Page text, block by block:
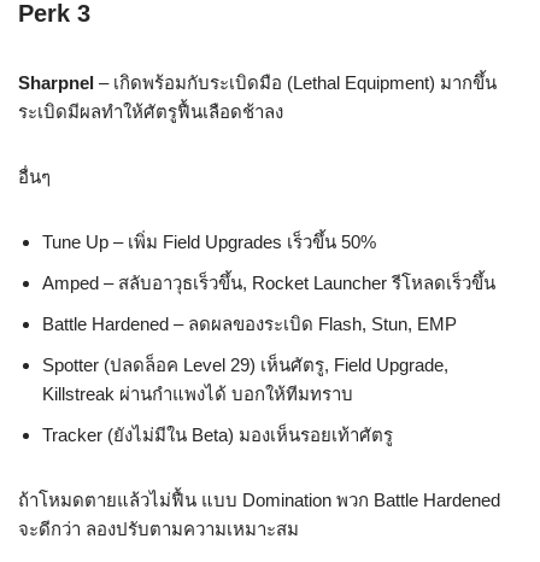
Perk 3
Sharpnel – เกิดพร้อมกับระเบิดมือ (Lethal Equipment) มากขึ้น
ระเบิดมีผลทำให้ศัตรูฟื้นเลือดช้าลง
อื่นๆ
Tune Up – เพิ่ม Field Upgrades เร็วขึ้น 50%
Amped – สลับอาวุธเร็วขึ้น, Rocket Launcher รีโหลดเร็วขึ้น
Battle Hardened – ลดผลของระเบิด Flash, Stun, EMP
Spotter (ปลดล็อค Level 29) เห็นศัตรู, Field Upgrade,
Killstreak ผ่านกำแพงได้ บอกให้ทีมทราบ
Tracker (ยังไม่มีใน Beta) มองเห็นรอยเท้าศัตรู
ถ้าโหมดตายแล้วไม่ฟื้น แบบ Domination พวก Battle Hardened
จะดีกว่า ลองปรับตามความเหมาะสม